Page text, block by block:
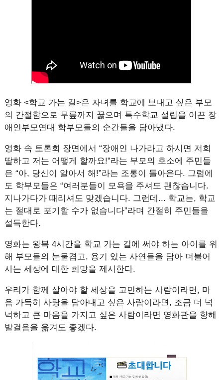
영화 <학교 가는 길>은 자녀를 학교에 보내고 싶은 부모
의 간절함으로 무릎까지 꿇으며 특수학교 설립을 이끈 장
애인부모연대 학부모들의 순간들을 담아냈다.
영화 속 토론회 장면에서 “장애인 나가라고 하시면 저희
딸하고 저는 어떻게 할까요!”라는 부모의 호소에 주민들
은 “아, 당신이 알아서 해!”라는 조롱이 돌아온다. 그럼에
도 학부모들은 “여러분들이 모욕을 주셔도 괜찮습니다.
지나가다가 때리셔도 맞겠습니다. 그런데... 학교는, 학교
는 절대로 포기할 수가 없습니다”라며 간절히 주민들을
설득한다.
영화는 왕복 4시간을 학교 가는 길에 써야 하는 아이를 위
해 부모들의 눈물겹고, 용기 있는 사연들을 담아 더불어
사는 세상에 대한 희망을 제시한다.
우리가 함께 살아야 할 세상을 고민하는 사람이라면, 마
음 가득히 사랑을 담아내고 싶은 사람이라면, 조금 더 넉
넉하고 큰 마음을 가지고 싶은 사람이라면 영화관을 향해
발걸음을 옮겨도 좋겠다.